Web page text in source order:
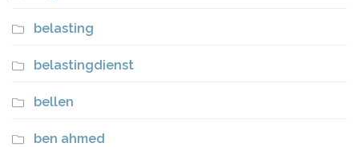
belasting
belastingdienst
bellen
ben ahmed